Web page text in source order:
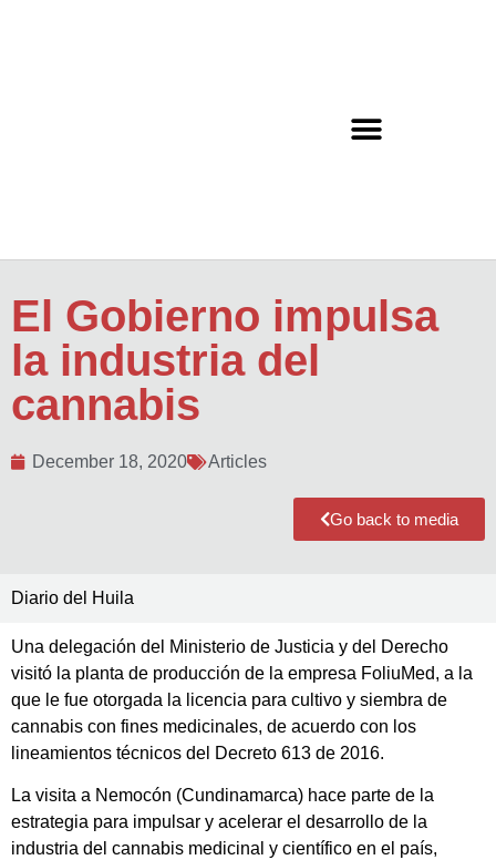
El Gobierno impulsa
la industria del
cannabis
December 18, 2020 Articles
Go back to media
Diario del Huila
Una delegación del Ministerio de Justicia y del Derecho
visitó la planta de producción de la empresa FoliuMed, a la
que le fue otorgada la licencia para cultivo y siembra de
cannabis con fines medicinales, de acuerdo con los
lineamientos técnicos del Decreto 613 de 2016.
La visita a Nemocón (Cundinamarca) hace parte de la
estrategia para impulsar y acelerar el desarrollo de la
industria del cannabis medicinal y científico en el país,